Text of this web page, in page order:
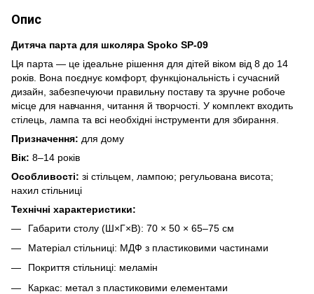
Опис
Дитяча парта для школяра Spoko SP-09
Ця парта — це ідеальне рішення для дітей віком від 8 до 14
років. Вона поєднує комфорт, функціональність і сучасний
дизайн, забезпечуючи правильну поставу та зручне робоче
місце для навчання, читання й творчості. У комплект входить
стілець, лампа та всі необхідні інструменти для збирання.
Призначення: для дому
Вік: 8–14 років
Особливості: зі стільцем, лампою; регульована висота;
нахил стільниці
Технічні характеристики:
Габарити столу (Ш×Г×В): 70 × 50 × 65–75 см
Матеріал стільниці: МДФ з пластиковими частинами
Покриття стільниці: меламін
Каркас: метал з пластиковими елементами